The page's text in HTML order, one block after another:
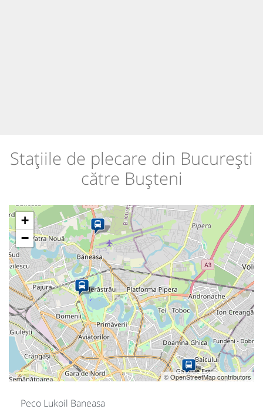
Stațiile de plecare din București
către Bușteni
+
−
© OpenStreetMap contributors
Peco Lukoil Baneasa